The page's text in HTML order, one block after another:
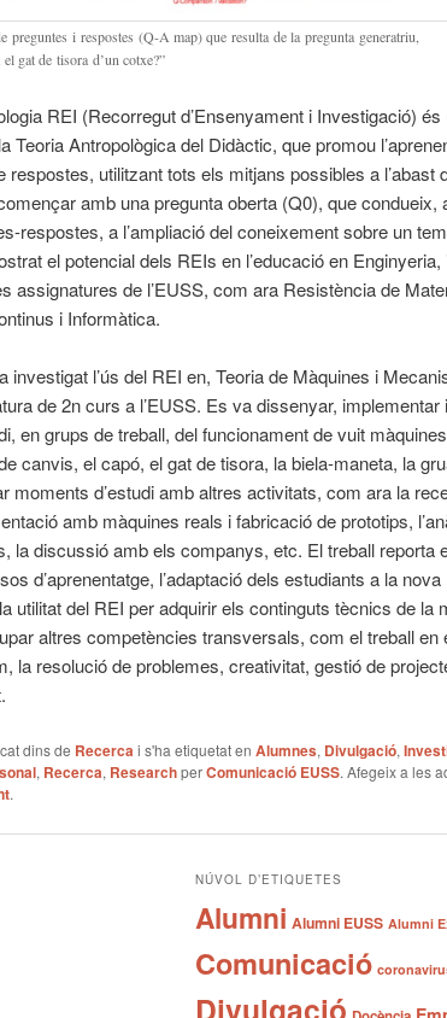
preguntes i respostes (Q-A map) que resulta de la pregunta generatriu,
gat de tisora d’un cotxe?”
REI (Recorregut d’Ensenyament i Investigació) és
Teoria Antropològica del Didàctic, que promou
respostes, utilitzant tots els mitjans possibles a l’abast
amb una pregunta oberta (Q0), que condueix,
respostes, a l’ampliació del coneixement sobre un
el potencial dels REIs en l’educació en Enginyeria,
assignatures de l’EUSS, com ara Resistència de
i Informàtica.
investigat l’ús del REI en, Teoria de Màquines i
de 2n curs a l’EUSS. Es va dissenyar, implementar
en grups de treball, del funcionament de vuit
canvis, el capó, el gat de tisora, la biela-maneta, la
moments d’estudi amb altres activitats, com ara la
amb màquines reals i fabricació de prototips,
la discussió amb els companys, etc. El treball reporta
d’aprenentatge, l’adaptació dels estudiants a la nova
utilitat del REI per adquirir els continguts tècnics de la
altres competències transversals, com el treball en
la resolució de problemes, creativitat, gestió de
dins de Recercai s'ha etiquetat en Alumnes, Divulgació,
, Recerca, ResearchperComunicació EUSS. Afegeix a les
.
NÚVOL D’ETIQUETES
Alumni Alumni EUSS Alumni
Comunicació